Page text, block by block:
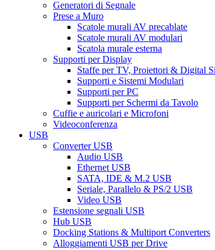
Generatori di Segnale
Prese a Muro
Scatole murali AV precablate
Scatole murali AV modulari
Scatola murale esterna
Supporti per Display
Staffe per TV, Proiettori & Digital
Supporti e Sistemi Modulari
Supporti per PC
Supporti per Schermi da Tavolo
Cuffie e auricolari e Microfoni
Videoconferenza
USB
Converter USB
Audio USB
Ethernet USB
SATA, IDE & M.2 USB
Seriale, Parallelo & PS/2 USB
Video USB
Estensione segnali USB
Hub USB
Docking Stations & Multiport Converters
Alloggiamenti USB per Drive